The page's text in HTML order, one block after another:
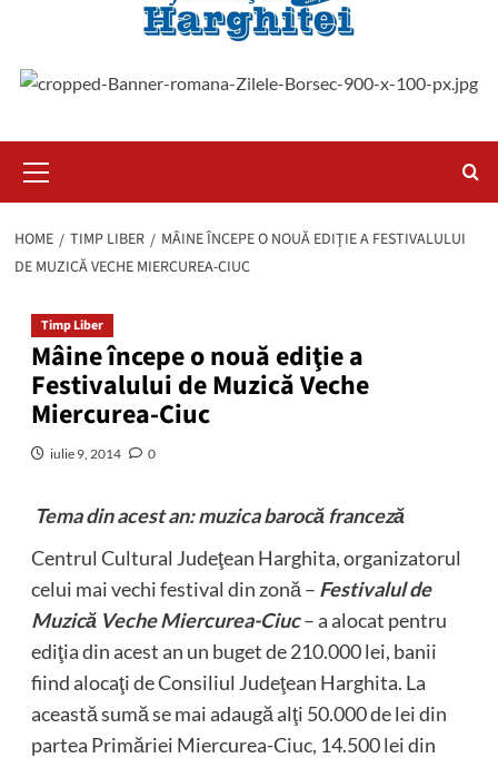
Menu
HOME TIMP LIBER
MÂINE ÎNCEPE O NOUĂ EDIŢIE A FESTIVALULUI
DE MUZICĂ VECHE MIERCUREA-CIUC
Timp Liber
Mâine începe o nouă ediţie a
Festivalului de Muzică Veche
Miercurea-Ciuc
iulie 9, 2014 0
Tema din acest an: muzica barocă franceză
Centrul Cultural Judeţean Harghita, organizatorul
celui mai vechi festival din zonă – Festivalul de
Muzică Veche Miercurea-Ciuc – a alocat pentru
ediţia din acest an un buget de 210.000 lei, banii
fiind alocaţi de Consiliul Judeţean Harghita. La
această sumă se mai adaugă alţi 50.000 de lei din
partea Primăriei Miercurea-Ciuc, 14.500 lei din